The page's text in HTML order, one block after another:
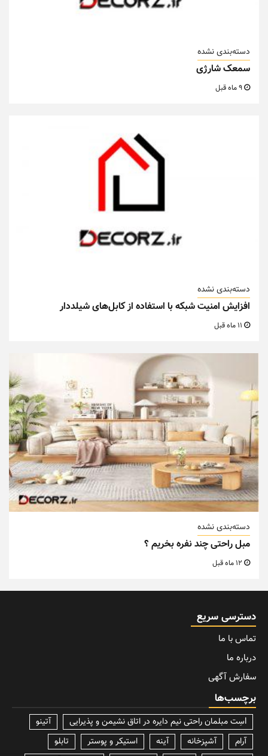
دسته‌بندی نشده
سمعک شارژی
دسته‌بندی نشده
افزایش امنیت شبکه با استفاده از کابل‌های شیلددار
دسته‌بندی نشده
مبل راحتی چند نفره بخریم ؟
دسترسی سریع
تماس با ما
درباره ما
سفارش آگهی
برچسب‌ها
lسِت مبلمان راحتی نیم دایره در اتاق نشیمن و پذیرایی
آتینو
آرام
آشپزخانه آینه استیکر و پوستر
تابلو